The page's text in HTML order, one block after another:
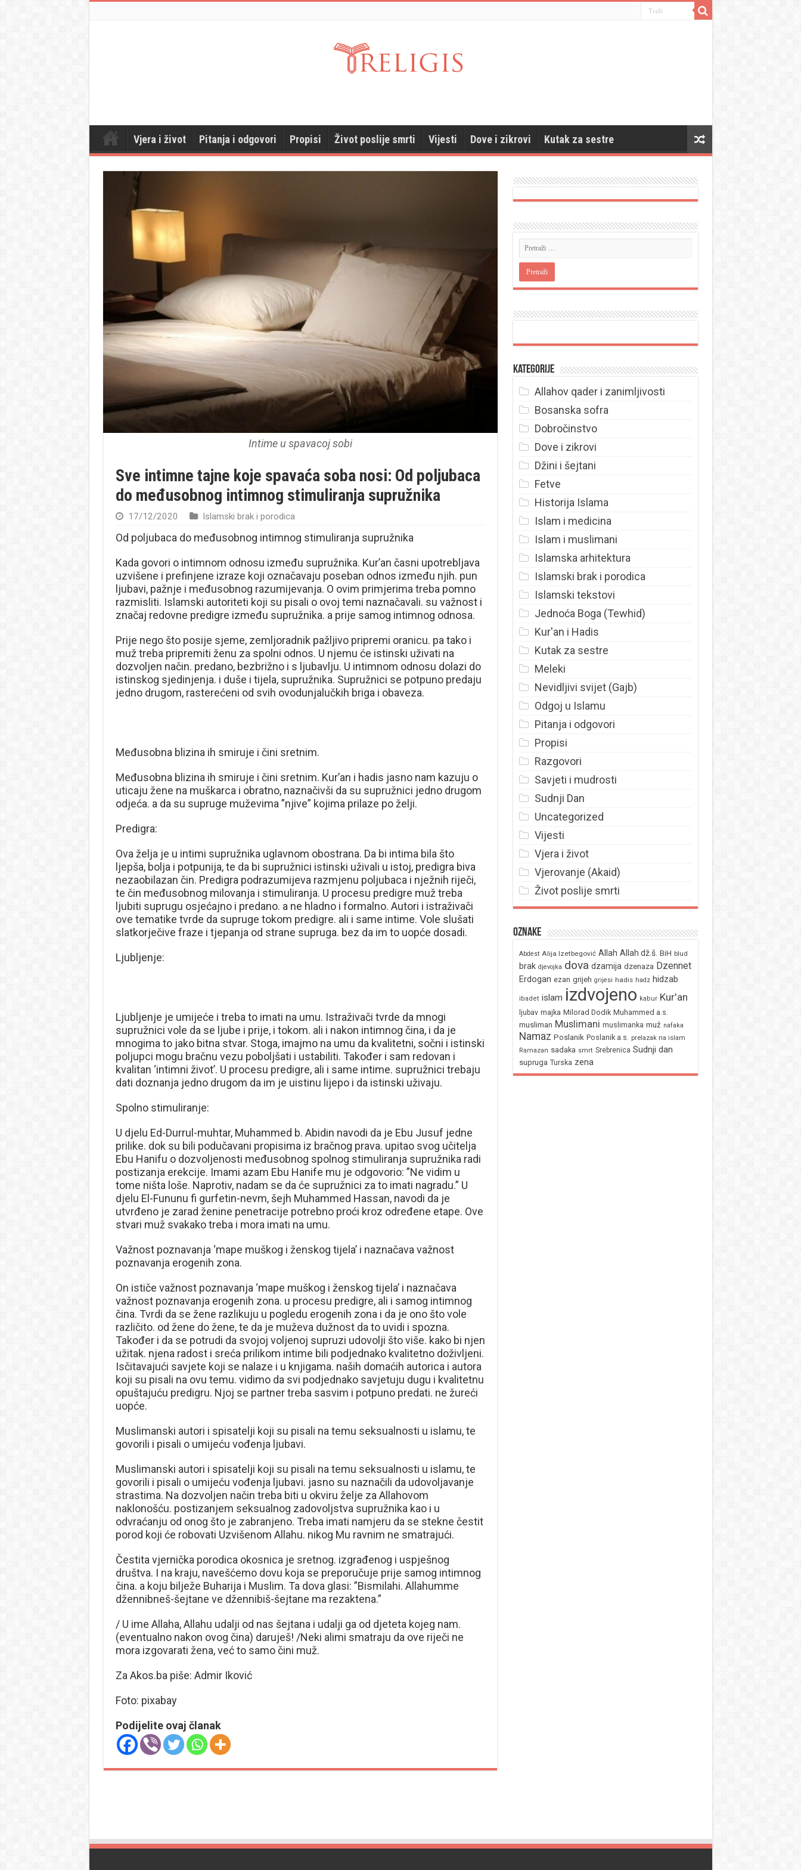
Vjera i život Pitanja i odgovori Propisi Život poslije smrti Vijesti Dove i zikrovi Kutak za sestre
Intime u spavacoj sobi
Sve intimne tajne koje spavaća soba nosi: Od poljubaca
do međusobnog intimnog stimuliranja supružnika
17/12/2020 Islamski brak i porodica
Od poljubaca do međusobnog intimnog stimuliranja supružnika
Kada govori o intimnom odnosu između supružnika. Kur’an časni upotrebljava
uzvišene i prefinjene izraze koji označavaju poseban odnos između njih. pun
ljubavi, pažnje i međusobnog razumijevanja. O ovim primjerima treba pomno
razmisliti. Islamski autoriteti koji su pisali o ovoj temi naznačavali. su važnost i
značaj redovne predigre između supružnika. a prije samog intimnog odnosa.
Prije nego što posije sjeme, zemljoradnik pažljivo pripremi oranicu. pa tako i
muž treba pripremiti ženu za spolni odnos. U njemu će istinski uživati na
dozvoljen način. predano, bezbrižno i s ljubavlju. U intimnom odnosu dolazi do
istinskog sjedinjenja. i duše i tijela, supružnika. Supružnici se potpuno predaju
jedno drugom, rasterećeni od svih ovodunjalučkih briga i obaveza.
Međusobna blizina ih smiruje i čini sretnim.
Međusobna blizina ih smiruje i čini sretnim. Kur’an i hadis jasno nam kazuju o
uticaju žene na muškarca i obratno, naznačivši da su supružnici jedno drugom
odjeća. a da su supruge muževima ”njive” kojima prilaze po želji.
Predigra:
Ova želja je u intimi supružnika uglavnom obostrana. Da bi intima bila što
ljepša, bolja i potpunija, te da bi supružnici istinski uživali u istoj, predigra biva
nezaobilazan čin. Predigra podrazumijeva razmjenu poljubaca i nježnih riječi,
te čin međusobnog milovanja i stimuliranja. U procesu predigre muž treba
ljubiti suprugu osjećajno i predano. a ne hladno i formalno. Autori i istraživači
ove tematike tvrde da supruge tokom predigre. ali i same intime. Vole slušati
slatkorječive fraze i tjepanja od strane supruga. bez da im to uopće dosadi.
Ljubljenje:
Ljubljenje je umijeće i treba to imati na umu. Istraživači tvrde da mnogi
supružnici vole da se ljube i prije, i tokom. ali i nakon intimnog čina, i da je
mnogima to jako bitna stvar. Stoga, imajmo na umu da kvalitetni, sočni i istinski
poljupci mogu bračnu vezu poboljšati i ustabiliti. Također i sam redovan i
kvalitan ‘intimni život’. U procesu predigre, ali i same intime. supružnici trebaju
dati doznanja jedno drugom da im je uistinu lijepo i da istinski uživaju.
Spolno stimuliranje:
U djelu Ed-Durrul-muhtar, Muhammed b. Abidin navodi da je Ebu Jusuf jedne
prilike. dok su bili podučavani propisima iz bračnog prava. upitao svog učitelja
Ebu Hanifu o dozvoljenosti međusobnog spolnog stimuliranja supružnika radi
postizanja erekcije. Imami azam Ebu Hanife mu je odgovorio: ”Ne vidim u
tome ništa loše. Naprotiv, nadam se da će supružnici za to imati nagradu.” U
djelu El-Fununu fi gurfetin-nevm, šejh Muhammed Hassan, navodi da je
utvrđeno je zarad ženine penetracije potrebno proći kroz određene etape. Ove
stvari muž svakako treba i mora imati na umu.
Važnost poznavanja ‘mape muškog i ženskog tijela’ i naznačava važnost
poznavanja erogenih zona.
On ističe važnost poznavanja ‘mape muškog i ženskog tijela’ i naznačava
važnost poznavanja erogenih zona. u procesu predigre, ali i samog intimnog
čina. Tvrdi da se žene razlikuju u pogledu erogenih zona i da je ono što vole
različito. od žene do žene, te da je muževa dužnost da to uvidi i spozna.
Također i da se potrudi da svojoj voljenoj supruzi udovolji što više. kako bi njen
užitak. njena radost i sreća prilikom intime bili podjednako kvalitetno doživljeni.
Isčitavajući savjete koji se nalaze i u knjigama. naših domaćih autorica i autora
koji su pisali na ovu temu. vidimo da svi podjednako savjetuju dugu i kvalitetnu
opuštajuću predigru. Njoj se partner treba sasvim i potpuno predati. ne žureći
uopće.
Muslimanski autori i spisatelji koji su pisali na temu seksualnosti u islamu, te
govorili i pisali o umijeću vođenja ljubavi.
Muslimanski autori i spisatelji koji su pisali na temu seksualnosti u islamu, te
govorili i pisali o umijeću vođenja ljubavi. jasno su naznačili da udovoljavanje
strastima. Na dozvoljen način treba biti u okviru želje za Allahovom
naklonošću. postizanjem seksualnog zadovoljstva supružnika kao i u
odvraćanju od onog što je zabranjeno. Treba imati namjeru da se stekne čestit
porod koji će robovati Uzvišenom Allahu. nikog Mu ravnim ne smatrajući.
Čestita vjernička porodica okosnica je sretnog. izgrađenog i uspješnog
društva. I na kraju, navešćemo dovu koja se preporučuje prije samog intimnog
čina. a koju bilježe Buharija i Muslim. Ta dova glasi: ”Bismilahi. Allahumme
džennibneš-šejtane ve džennibiš-šejtane ma rezaktena.”
/ U ime Allaha, Allahu udalji od nas šejtana i udalji ga od djeteta kojeg nam.
(eventualno nakon ovog čina) daruješ! /Neki alimi smatraju da ove riječi ne
mora izgovarati žena, već to samo čini muž.
Za Akos.ba piše: Admir Iković
Foto: pixabay
Podijelite ovaj članak
Kategorije
Allahov qader i zanimljivosti
Bosanska sofra
Dobročinstvo
Dove i zikrovi
Džini i šejtani
Fetve
Historija Islama
Islam i medicina
Islam i muslimani
Islamska arhitektura
Islamski brak i porodica
Islamski tekstovi
Jednoća Boga (Tewhid)
Kur'an i Hadis
Kutak za sestre
Meleki
Nevidljivi svijet (Gajb)
Odgoj u Islamu
Pitanja i odgovori
Propisi
Razgovori
Savjeti i mudrosti
Sudnji Dan
Uncategorized
Vijesti
Vjera i život
Vjerovanje (Akaid)
Život poslije smrti
Oznake
Abdest Alija Izetbegović Allah Allah dž.š. BiH blud
brak djevojka dova dzamija dzenaza Dzennet
Erdogan ezan grijeh grijesi hadis hadz hidzab
ibadet islam izdvojeno kabur Kur'an
ljubav majka Milorad Dodik Muhammed a.s.
musliman Muslimani muslimanka muž nafaka
Namaz Poslanik Poslanik a.s. prelazak na islam
Ramazan sadaka smrt Srebrenica Sudnji dan
supruga Turska zena